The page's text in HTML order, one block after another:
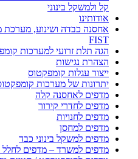
קל ולמשקל בינוני
אודותינו
FIST
הגה תלת זרועי למערכות
הצהרת נגישות
ייצור עגלות קומפקטוס
יתרונות של מערכות
מדפים לאחסנה קלה
מדפים לחדרי קירור
מדפים לחנויות
מדפים למחסן
מדפים למשקל בינוני כבד
מדפים למשרד – מדפים לחלל